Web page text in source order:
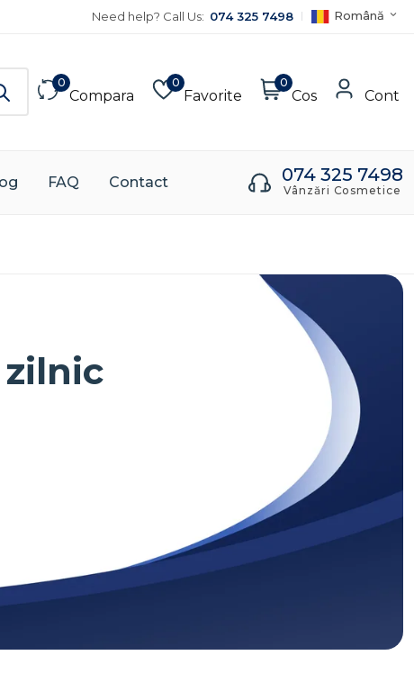
Need help? Call Us: 074 325 7498 Română
0
Compara
0
Favorite
0
Cos Cont
FAQ Contact 074 325 7498
Vânzări Cosmetice
zilnic